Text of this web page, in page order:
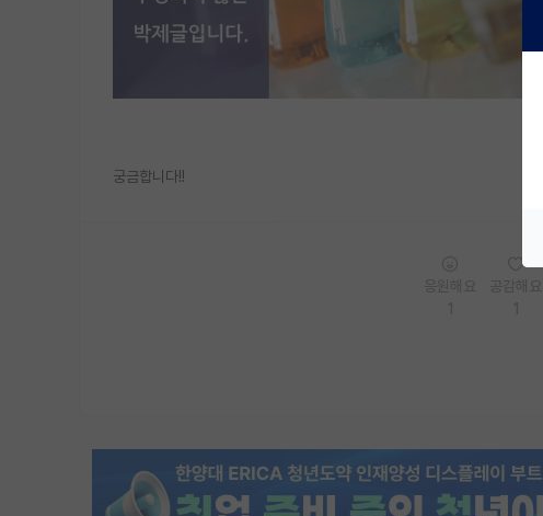
궁금합니다!!